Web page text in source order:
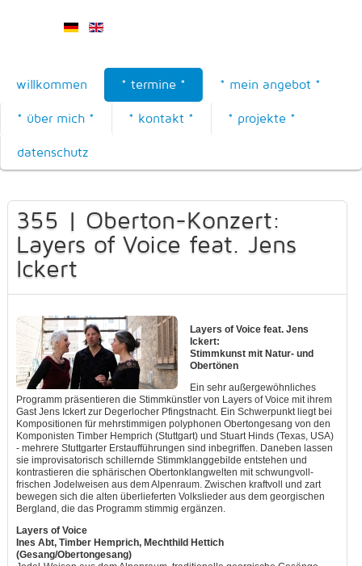
willkommen * termine * * mein angebot *
* über mich * * kontakt * * projekte *
datenschutz
355 | Oberton-Konzert:
Layers of Voice feat. Jens
Ickert
Layers of Voice feat. Jens
Ickert:
Stimmkunst mit Natur- und
Obertönen
Ein sehr außergewöhnliches
Programm präsentieren die Stimmkünstler von Layers of Voice mit ihrem
Gast Jens Ickert zur Degerlocher Pfingstnacht. Ein Schwerpunkt liegt bei
Kompositionen für mehrstimmigen polyphonen Obertongesang von den
Komponisten Timber Hemprich (Stuttgart) und Stuart Hinds (Texas, USA)
- mehrere Stuttgarter Erstaufführungen sind inbegriffen. Daneben lassen
sie improvisatorisch schillernde Stimmklanggebilde entstehen und
kontrastieren die sphärischen Obertonklangwelten mit schwungvoll-
frischen Jodelweisen aus dem Alpenraum. Zwischen kraftvoll und zart
bewegen sich die alten überlieferten Volkslieder aus dem georgischen
Bergland, die das Programm stimmig ergänzen.
Layers of Voice
Ines Abt, Timber Hemprich, Mechthild Hettich
(Gesang/Obertongesang)